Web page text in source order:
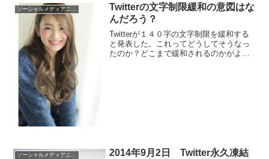
Twitterの文字制限緩和の意図はな
んだろう？
Twitterが１４０字の文字制限を緩和する
と発表した。これってどうしてそうなっ
たのか？どこまで緩和されるのかがよく
2014年9月2日 Twitter永久凍結